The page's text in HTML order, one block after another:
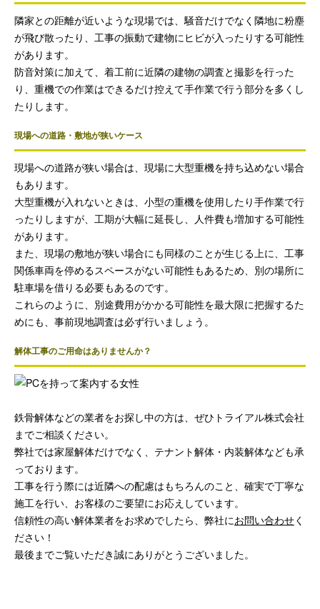
隣家との距離が近いような現場では、騒音だけでなく隣地に粉塵
が飛び散ったり、工事の振動で建物にヒビが入ったりする可能性
があります。
防音対策に加えて、着工前に近隣の建物の調査と撮影を行った
り、重機での作業はできるだけ控えて手作業で行う部分を多くし
たりします。
現場への道路・敷地が狭いケース
現場への道路が狭い場合は、現場に大型重機を持ち込めない場合
もあります。
大型重機が入れないときは、小型の重機を使用したり手作業で行
ったりしますが、工期が大幅に延長し、人件費も増加する可能性
があります。
また、現場の敷地が狭い場合にも同様のことが生じる上に、工事
関係車両を停めるスペースがない可能性もあるため、別の場所に
駐車場を借りる必要もあるのです。
これらのように、別途費用がかかる可能性を最大限に把握するた
めにも、事前現地調査は必ず行いましょう。
解体工事のご用命はありませんか？
鉄骨解体などの業者をお探し中の方は、ぜひトライアル株式会社
までご相談ください。
弊社では家屋解体だけでなく、テナント解体・内装解体なども承
っております。
工事を行う際には近隣への配慮はもちろんのこと、確実で丁寧な
施工を行い、お客様のご要望にお応えしています。
信頼性の高い解体業者をお求めでしたら、弊社にお問い合わせく
ださい！
最後までご覧いただき誠にありがとうございました。